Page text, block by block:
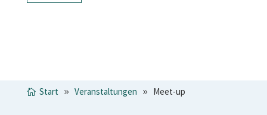
Start Veranstaltungen Meet-up